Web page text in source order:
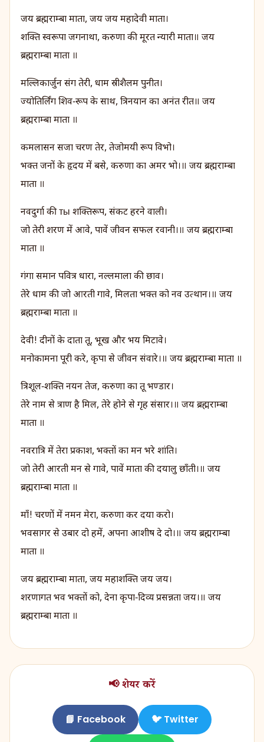
जय ब्रह्मराम्बा माता, जय जय महादेवी माता।
शक्ति स्वरूपा जगनाथा, करुणा की मूरत न्यारी माता॥ जय
ब्रह्मराम्बा माता ॥
मल्लिकार्जुन संग तेरी, धाम स्रीशैलम पुनीत।
ज्योतिर्लिंग शिव‑रूप के साथ, त्रिनयान का अनंत रीत॥ जय
ब्रह्मराम्बा माता ॥
कमलासन सजा चरण तेर, तेजोमयी रूप विभो।
भक्त जनों के हृदय में बसे, करुणा का अमर भो।॥ जय ब्रह्मराम्बा
माता ॥
नवदुर्गा की ты शक्तिरूप, संकट हरने वाली।
जो तेरी शरण में आवे, पावें जीवन सफल रवानी।॥ जय ब्रह्मराम्बा
माता ॥
गंगा समान पवित्र धारा, नल्लमाला की छाव।
तेरे धाम की जो आरती गावे, मिलता भक्त को नव उत्थान।॥ जय
ब्रह्मराम्बा माता ॥
देवी! दीनों के दाता तू, भूख और भय मिटावे।
मनोकामना पूरी करे, कृपा से जीवन संवारे।॥ जय ब्रह्मराम्बा माता ॥
त्रिशूल‑शक्ति नयन तेज, करुणा का तू भण्डार।
तेरे नाम से त्राण है मिल, तेरे होने से गृह संसार।॥ जय ब्रह्मराम्बा
माता ॥
नवरात्रि में तेरा प्रकाश, भक्तों का मन भरे शांति।
जो तेरी आरती मन से गावे, पावें माता की दयालु छाँती।॥ जय
ब्रह्मराम्बा माता ॥
माँ! चरणों में नमन मेरा, करुणा कर दया करो।
भवसागर से उबार दो हमें, अपना आशीष दे दो।॥ जय ब्रह्मराम्बा
माता ॥
जय ब्रह्मराम्बा माता, जय महाशक्ति जय जय।
शरणागत भव भक्तों को, देना कृपा‑दिव्य प्रसन्नता जय।॥ जय
ब्रह्मराम्बा माता ॥
📢 शेयर करें
📘 Facebook 🐦 Twitter